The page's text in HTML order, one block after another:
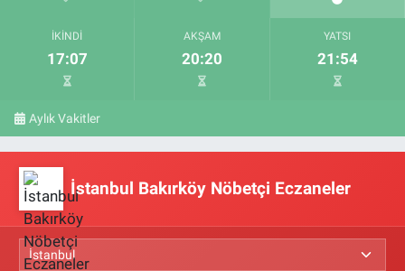
İKINDI
17:07
AKŞAM
20:20
YATSI
21:54
Aylık Vakitler
İstanbul Bakırköy Nöbetçi Eczaneler